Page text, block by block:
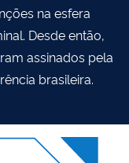
na esfera
Desde então,
assinados pela
brasileira.